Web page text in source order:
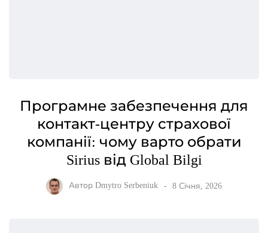
Програмне забезпечення для
контакт-центру страхової
компанії: чому варто обрати
Sirius від Global Bilgi
Автор Dmytro Serbeniuk 8 Січня, 2026